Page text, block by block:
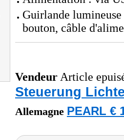
Guirlande
bouton, câble
Vendeur Article
Steuerung
Allemagne PEARL €